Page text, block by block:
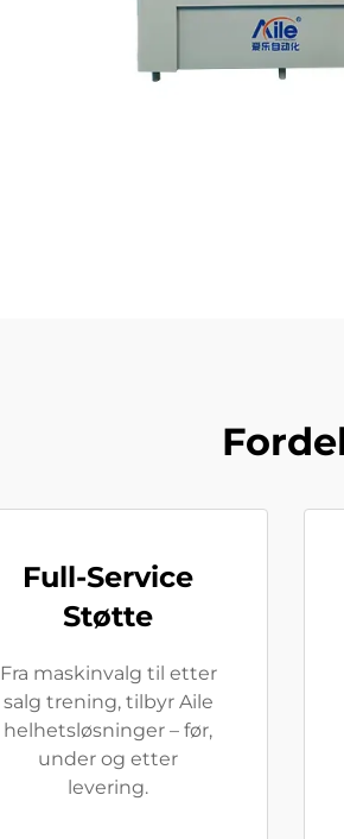
Full-Service
Støtte
Fra maskinvalg til etter
salg trening, tilbyr Aile
helhetsløsninger – før,
under og etter
levering.